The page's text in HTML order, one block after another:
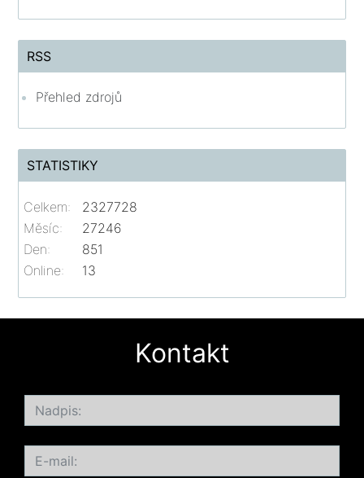
RSS
Přehled zdrojů
STATISTIKY
Online: 13
Celkem:
2327728
Měsíc:
27246
Den:
851
Kontakt